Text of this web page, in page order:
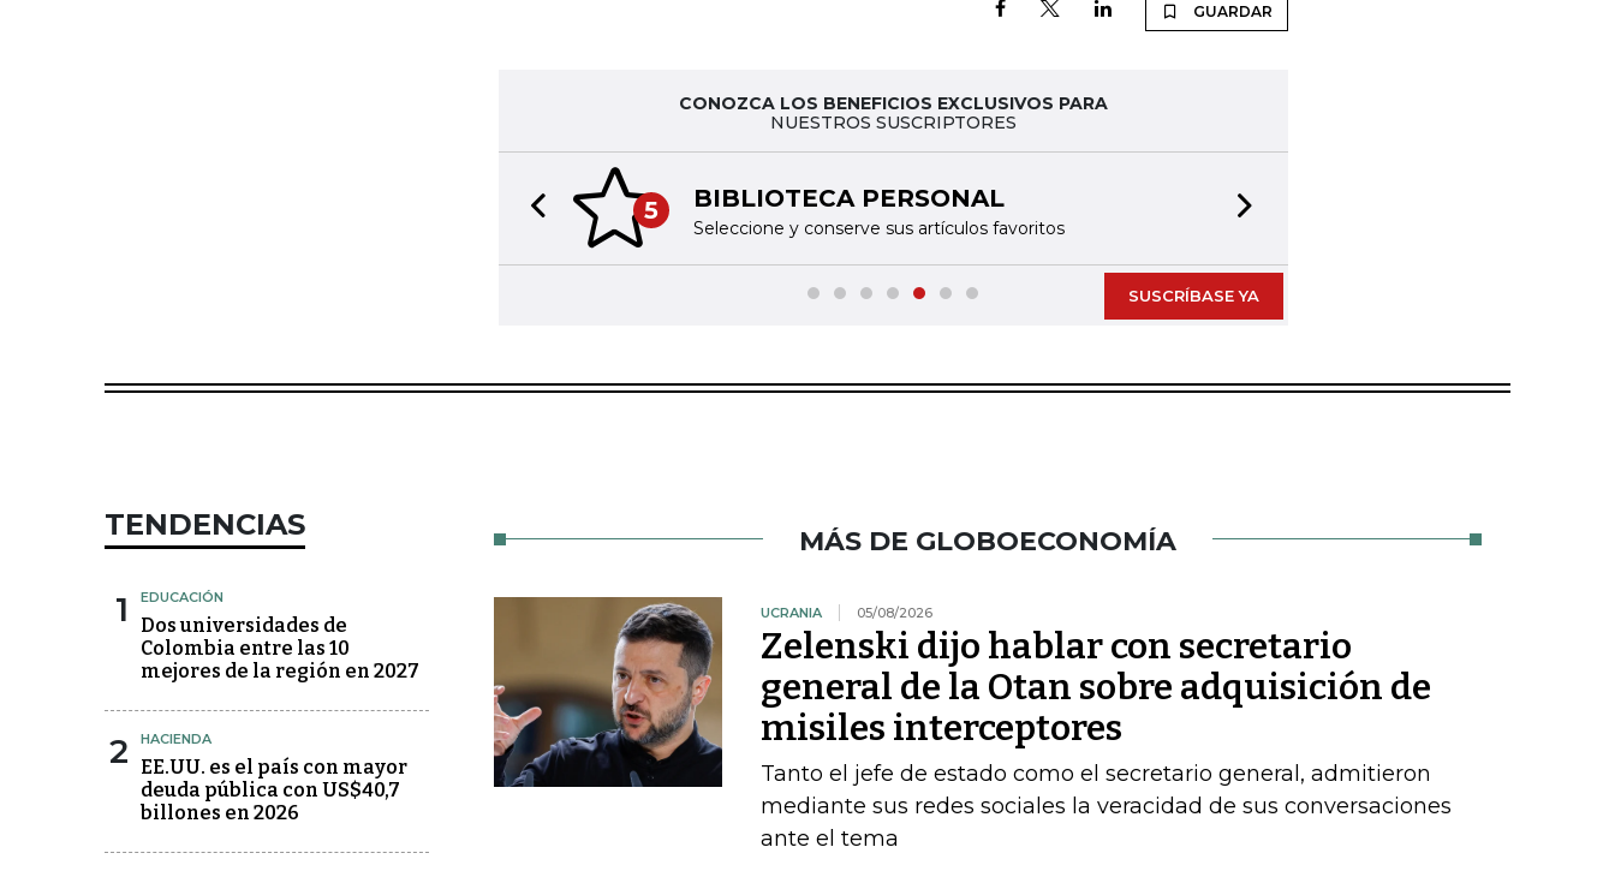
GUARDAR
CONOZCA LOS BENEFICIOS EXCLUSIVOS PARA
NUESTROS SUSCRIPTORES
5 BIBLIOTECA PERSONAL
Seleccione y conserve sus artículos favoritos
Previous slide
SUSCRÍBASE YA
TENDENCIAS
1 EDUCACIÓN
Dos universidades de
Colombia entre las 10
mejores de la región en 2027
2 HACIENDA
EE.UU. es el país con mayor
deuda pública con US$40,7
billones en 2026
MÁS DE GLOBOECONOMÍA
UCRANIA 05/08/2026
Zelenski dijo hablar con secretario
general de la Otan sobre adquisición de
misiles interceptores
Tanto el jefe de estado como el secretario general, admitieron
mediante sus redes sociales la veracidad de sus conversaciones
ante el tema